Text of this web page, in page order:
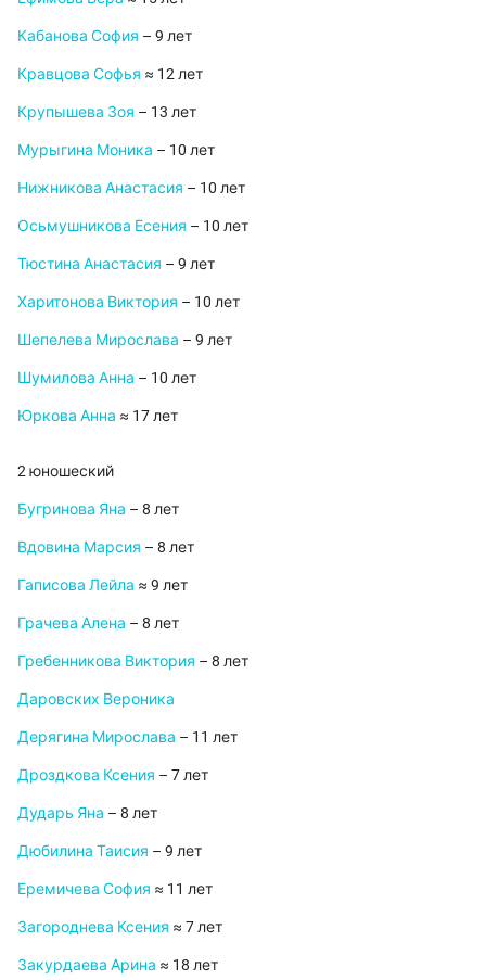
Кабанова София – 9 лет
Кравцова Софья ≈ 12 лет
Крупышева Зоя – 13 лет
Мурыгина Моника – 10 лет
Нижникова Анастасия – 10 лет
Осьмушникова Есения – 10 лет
Тюстина Анастасия – 9 лет
Харитонова Виктория – 10 лет
Шепелева Мирослава – 9 лет
Шумилова Анна – 10 лет
Юркова Анна ≈ 17 лет
2 юношеский
Бугринова Яна – 8 лет
Вдовина Марсия – 8 лет
Гаписова Лейла ≈ 9 лет
Грачева Алена – 8 лет
Гребенникова Виктория – 8 лет
Даровских Вероника
Дерягина Мирослава – 11 лет
Дроздкова Ксения – 7 лет
Дударь Яна – 8 лет
Дюбилина Таисия – 9 лет
Еремичева София ≈ 11 лет
Загороднева Ксения ≈ 7 лет
Закурдаева Арина ≈ 18 лет